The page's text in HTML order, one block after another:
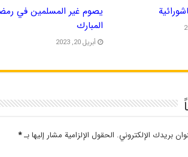
يصوم غير المسلمين في
المبارك
أبريل 20, 2023
بريدك الإلكتروني. الحقول الإلزامية مشار إليها بـ*